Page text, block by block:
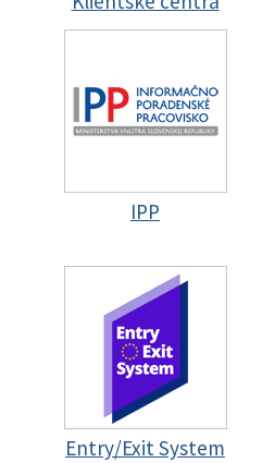
IPP
Entry/Exit System